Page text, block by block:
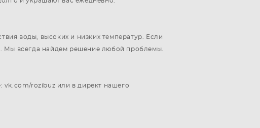
воды, высоких и низких температур. Если
Мы всегда найдем решение любой проблемы.
vk.com/rozibuz или в директ нашего